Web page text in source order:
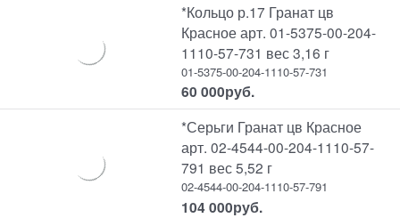
*Кольцо р.17 Гранат цв
Красное арт. 01-5375-00-204-
1110-57-731 вес 3,16 г
01-5375-00-204-1110-57-731
60 000руб.
*Серьги Гранат цв Красное
арт. 02-4544-00-204-1110-57-
791 вес 5,52 г
02-4544-00-204-1110-57-791
104 000руб.